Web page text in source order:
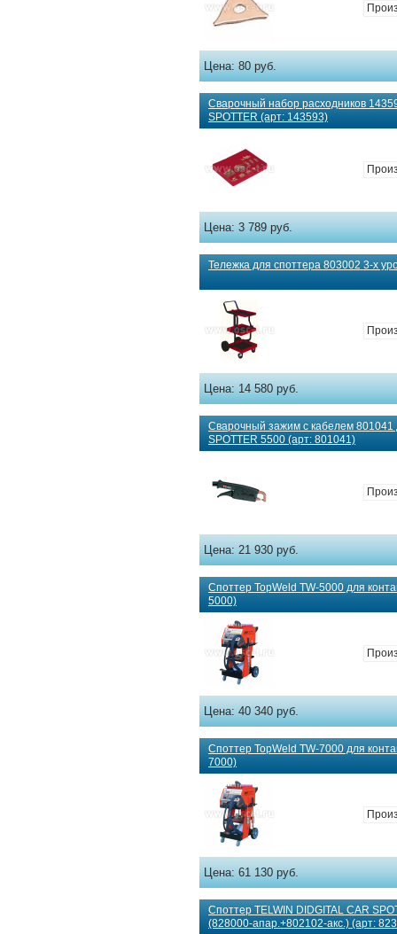
Цена: 80 руб.
Сварочный набор расходников
SPOTTER (арт: 143593)
Цена: 3 789 руб.
Тележка для споттера 803002 3-х
Цена: 14 580 руб.
Сварочный зажим с кабелем 801041
SPOTTER 5500 (арт: 801041)
Цена: 21 930 руб.
Споттер TopWeld TW-5000 для
5000)
Цена: 40 340 руб.
Споттер TopWeld TW-7000 для
7000)
Цена: 61 130 руб.
Споттер TELWIN DIDGITAL CAR
(828000-апар.+802102-акс.) (арт: